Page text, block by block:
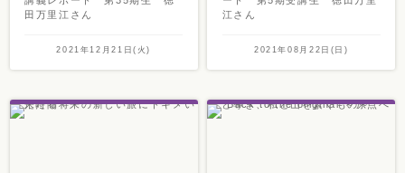
田万里江さん
2021年12月21日(火)
江さん
2021年08月22日(日)